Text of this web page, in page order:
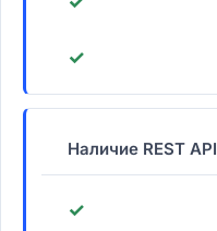
✓
Наличие REST API
✓